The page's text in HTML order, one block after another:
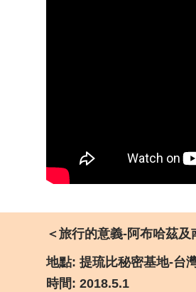
＜旅行的意義-阿布哈茲
地點: 提琉比秘密基地-台
時間: 2018.5.1